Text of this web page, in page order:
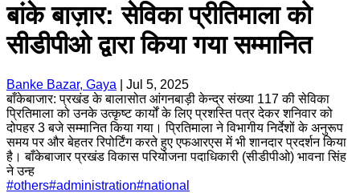
बांके बाज़ार: सेविका प्रीतिमाला को
सीडीपीओ द्वारा किया गया सम्मानित
Banke Bazar, Gaya
Jul 5, 2025
बाँकेबाजार: प्रखंड के बालासोत आंगनबाड़ी केन्द्र संख्या 117 की सेविका
प्रितिमाला को उनके उत्कृष्ट कार्यों के लिए प्रशस्ति पत्र देकर शनिवार को
दोपहर 3 बजे सम्मानित किया गया। प्रितिमाला ने विभागीय निर्देशों के अनुरूप
समय पर और बेहतर रिपोर्टिंग करते हुए एफआरएस में भी शानदार प्रदर्शन किया
है। बाँकेबाजार प्रखंड विकास परियोजना पदाधिकारी (सीडीपीओ) भावना सिंह
ने उन्ह
#others#administration#national